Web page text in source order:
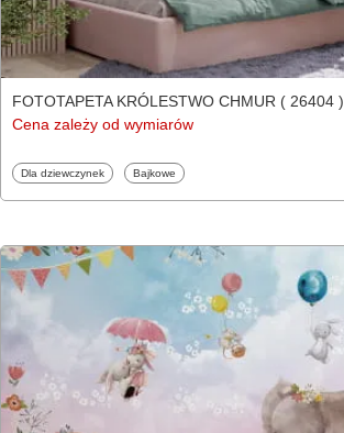
FOTOTAPETA KRÓLESTWO CHMUR ( 26404 )
Cena zależy od wymiarów
Fototapety
Dla dziewczynek Fototapety
Bajkowe